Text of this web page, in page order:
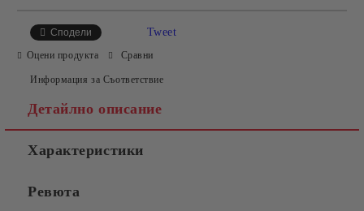
Ние ще се свържем с вас в рамките на работния ден.
Сподели Tweet
Оцени продукта Сравни
Информация за Съответствие
Детайлно описание
Характеристики
Ревюта